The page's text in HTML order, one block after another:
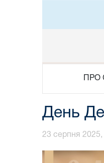
ПРО
День
23 серпня 2025,